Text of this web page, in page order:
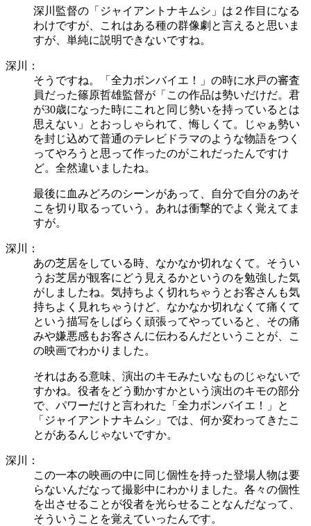
深川監督の「ジャイアントナキムシ」は２作目になる
わけですが、これはある種の群像劇と言えると思いま
すが、単純に説明できないですね。
深川：
そうですね。「全力ボンバイエ！」の時に水戸の審査
員だった篠原哲雄監督が「この作品は勢いだけだ。君
が30歳になった時にこれと同じ勢いを持っているとは
思えない」とおっしゃられて、悔しくて。じゃぁ勢い
を封じ込めて普通のテレビドラマのような物語をつく
ってやろうと思って作ったのがこれだったんですけ
ど。全然違いましたね。
最後に血みどろのシーンがあって、自分で自分のあそ
こを切り取るっていう。あれは衝撃的でよく覚えてま
すが。
深川：
あの芝居をしている時、なかなか切れなくて。そうい
うお芝居が観客にどう見えるかというのを勉強した気
がしましたね。気持ちよく切れちゃうとお客さんも気
持ちよく見れちゃうけど、なかなか切れなくて痛くて
という描写をしばらく頑張ってやっていると、その痛
みや嫌悪感もお客さんに伝わるんだということが、こ
の映画でわかりました。
それはある意味、演出のキモみたいなものじゃないで
すかね。役者をどう動かすかという演出のキモの部分
で、パワーだけと言われた「全力ボンバイエ！」と
「ジャイアントナキムシ」では、何か変わってきたこ
とがあるんじゃないですか。
深川：
この一本の映画の中に同じ個性を持った登場人物は要
らないんだなって撮影中にわかりました。各々の個性
を出させることが役者を光らせることなんだなって、
そういうことを覚えていったんです。